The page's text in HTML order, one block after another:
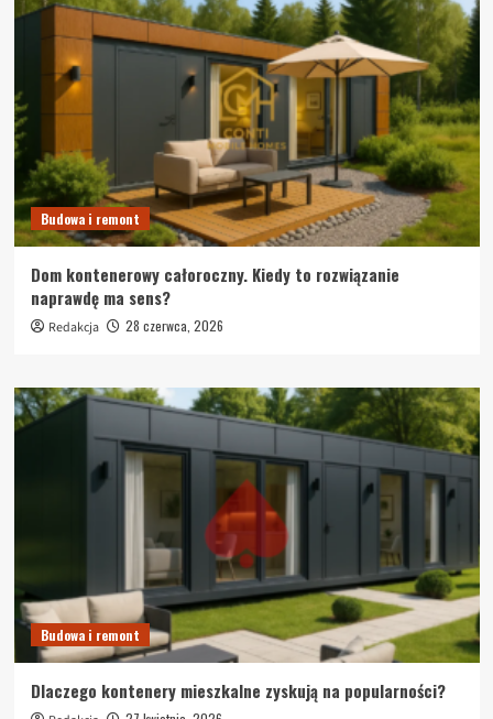
Budowa i remont
Dom kontenerowy całoroczny. Kiedy to rozwiązanie
naprawdę ma sens?
Redakcja 28 czerwca, 2026
Budowa i remont
Dlaczego kontenery mieszkalne zyskują na popularności?